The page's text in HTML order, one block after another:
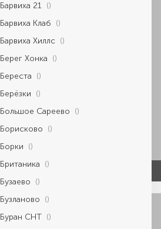
Барвиха 21 ()
Барвиха Клаб ()
Барвиха Хиллс ()
Берег Хонка ()
Береста ()
Берёзки ()
Большое Сареево ()
Борисково ()
Борки ()
Британика ()
Бузаево ()
Бузланово ()
Буран СНТ ()